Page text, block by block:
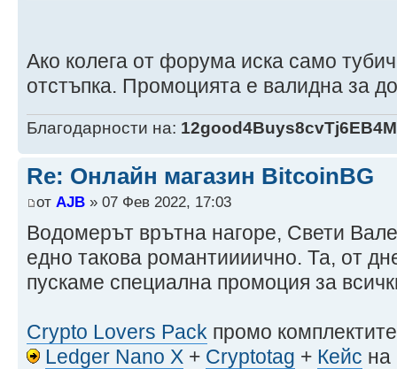
Ако колега от форума иска само
отстъпка. Промоцията е валидна за
Благодарности на:
Re: Онлайн магазин BitcoinBG
от AJB » 07 Фев 2022, 17:03
Водомерът врътна нагоре, Свети
едно такова романтиииично. Та, от
пускаме специална промоция за
Crypto Lovers Pack промо
Ledger Nano X + Cryptotag + Кейс на